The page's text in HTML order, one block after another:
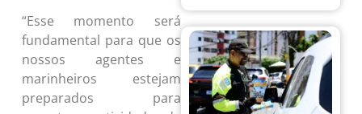
“Esse momento será
fundamental para que os
nossos agentes e
marinheiros estejam
preparados para